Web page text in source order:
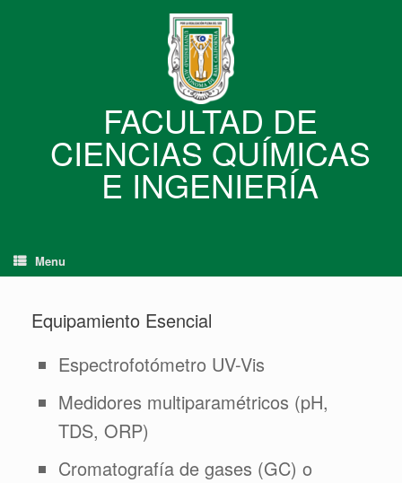
FACULTAD DE
CIENCIAS QUÍMICAS
E INGENIERÍA
Menu
Equipamiento Esencial
Espectrofotómetro UV-Vis
Medidores multiparamétricos (pH,
TDS, ORP)
Cromatografía de gases (GC) o